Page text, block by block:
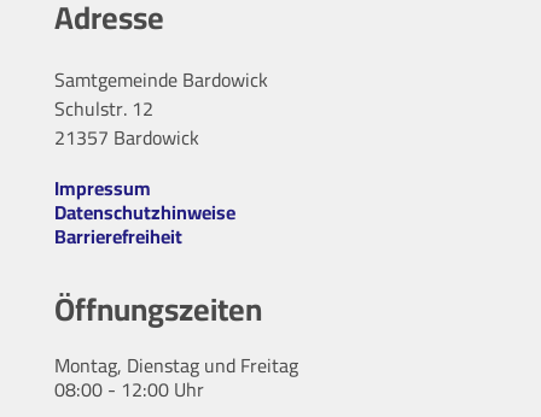
Adresse
Samtgemeinde Bardowick
Schulstr. 12
21357 Bardowick
Impressum
Datenschutzhinweise
Barrierefreiheit
Öffnungszeiten
Montag, Dienstag und Freitag
08:00 - 12:00 Uhr